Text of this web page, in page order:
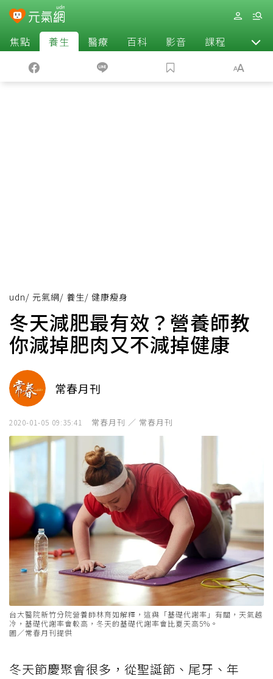
焦點 養生 醫療 百科 影音 課程 退休
udn/ 元氣網/ 養生/ 健康瘦身
冬天減肥最有效？營養師教
你減掉肥肉又不減掉健康
常春月刊
2020-01-05 09:35:41 常春月刊 ／ 常春月刊
台大醫院新竹分院營養師林育如解釋，這與「基礎代謝率」有關，天氣越
冷，基礎代謝率會較高，冬天的基礎代謝率會比夏天高5%。
圖／常春月刊提供
冬天節慶聚會很多，從聖誕節、尾牙、年